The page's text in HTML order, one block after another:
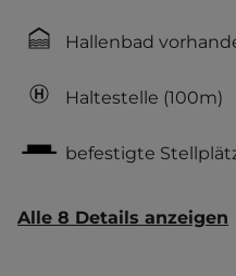
Hallenbad
Haltestelle (100m)
befestigte
Alle 8 Details anzeigen